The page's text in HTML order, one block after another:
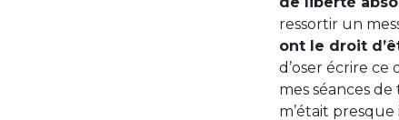
ressortir un
ont le droit
d’oser écrire ce
mes séances
m’était